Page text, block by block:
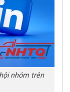
nhóm trên